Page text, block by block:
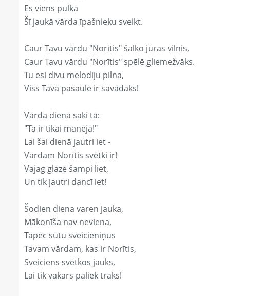
Es viens pulkā
Šī jaukā vārda īpašnieku sveikt.
Caur Tavu vārdu "Norītis" šalko jūras vilnis,
Caur Tavu vārdu "Norītis" spēlē gliemežvāks.
Tu esi divu melodiju pilna,
Viss Tavā pasaulē ir savādāks!
Vārda dienā saki tā:
"Tā ir tikai manējā!"
Lai šai dienā jautri iet -
Vārdam Norītis svētki ir!
Vajag glāzē šampi liet,
Un tik jautri dancī iet!
Šodien diena varen jauka,
Mākonīša nav neviena,
Tāpēc sūtu sveicieniņus
Tavam vārdam, kas ir Norītis,
Sveiciens svētkos jauks,
Lai tik vakars paliek traks!